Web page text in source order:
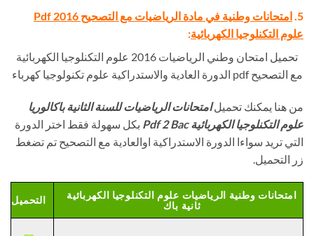
5.
امتحانات وطنية في مادة الرياضيات مع التصحيح Pdf 2016
علوم التكنلوجيا الكهربائية:
تحميل امتحان وطني الرياضيات 2016 علوم التكنلوجيا الكهربائية
مع التصحيح pdf الدورة العادية والاستدراكية علوم تكنولوجيا كهرباء
من هنا يمكنك تحميلامتحانات الرياضيات للسنة الثانية باكالوريا
علوم التكنلوجيا الكهربائية Pdf 2 Bac
بكل سهولة فقط اختر الدورة
التي تريد سواءا الدورة الاستدراكية اوالعادية مع التصحيح تم تضغط
زر التحميل.
امتحانات وطنية الرياضيات علوم التكنلوجيا الكهربائية
ثانية باك
التحميل